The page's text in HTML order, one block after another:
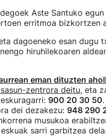
Aste Santuko
erritmoa bizkortzen
dagoeneko esan dugu
hiruhilekoaren
eman dituzten
zentrora deitu, eta
900 20 30 50
dei dezakezu: 948 290
musukoa
sarri garbitzea dela.